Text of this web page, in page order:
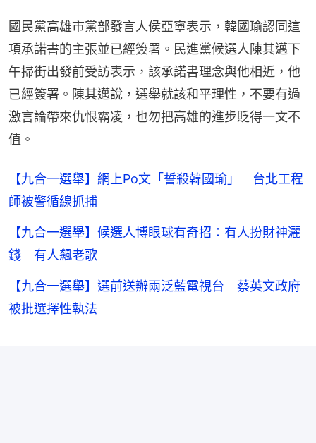
國民黨高雄市黨部發言人侯亞寧表示，韓國瑜認同這
項承諾書的主張並已經簽署。民進黨候選人陳其邁下
午掃街出發前受訪表示，該承諾書理念與他相近，他
已經簽署。陳其邁說，選舉就該和平理性，不要有過
激言論帶來仇恨霸凌，也勿把高雄的進步貶得一文不
值。
【九合一選舉】網上Po文「誓殺韓國瑜」 台北工程
師被警循線抓捕
【九合一選舉】候選人博眼球有奇招：有人扮財神灑
錢 有人飆老歌
【九合一選舉】選前送辦兩泛藍電視台 蔡英文政府
被批選擇性執法